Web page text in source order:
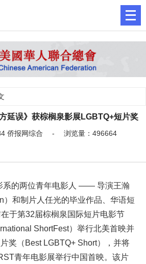
延误》获棕榈泉影展LGBTQ+短片奖
侨报网综合 - 浏览量：496664
系的两位青年电影人 —— 导演王瀚
）和制片人任光的毕业作品、华语短
于第32届棕榈泉国际短片电影节
ShortFest）举行北美首映并
奖（Best LGBTQ+ Short），并将
青年电影展举行中国首映。该片